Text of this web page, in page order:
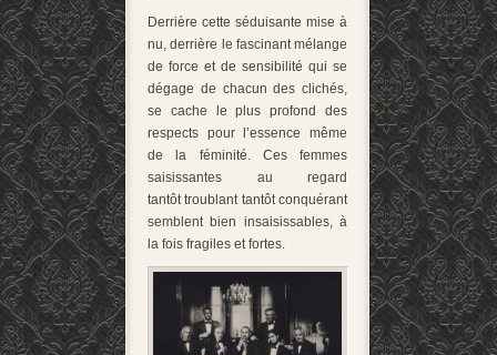
Derrière cette séduisante mise à
nu, derrière le fascinant mélange
de force et de sensibilité qui se
dégage de chacun des clichés,
se cache le plus profond des
respects pour l’essence même
de la féminité. Ces femmes
saisissantes au regard
tantôt troublant tantôt conquérant
semblent bien insaisissables, à
la fois fragiles et fortes.